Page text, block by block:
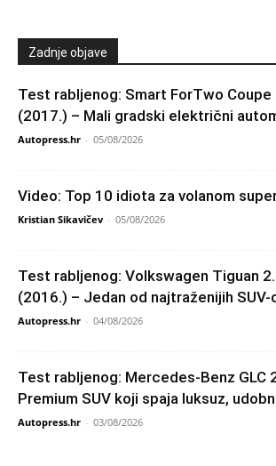
Zadnje objave
Test rabljenog: Smart ForTwo
(2017.) – Mali gradski električni
Autopress.hr - 05/08/2026
Video: Top 10 idiota za volanom
Kristian Sikavičev - 05/08/2026
Test rabljenog: Volkswagen Tiguan
(2016.) – Jedan od najtraženijih SUV-
Autopress.hr - 04/08/2026
Test rabljenog: Mercedes-Benz GLC
Premium SUV koji spaja luksuz,
Autopress.hr - 03/08/2026